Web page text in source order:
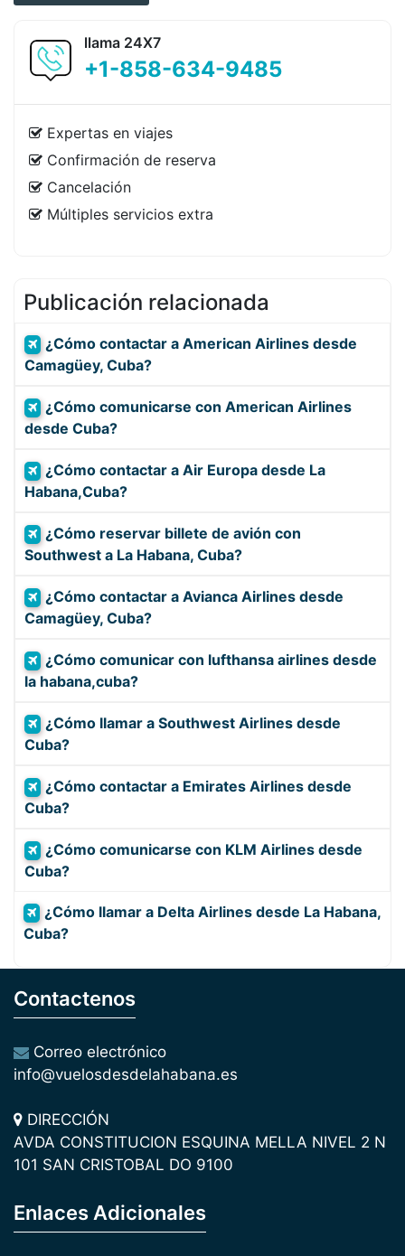
llama 24X7
+1-858-634-9485
Expertas en viajes
Confirmación de reserva
Cancelación
Múltiples servicios extra
Publicación relacionada
¿Cómo contactar a American Airlines desde
Camagüey, Cuba?
¿Cómo comunicarse con American Airlines
desde Cuba?
¿Cómo contactar a Air Europa desde La
Habana,Cuba?
¿Cómo reservar billete de avión con
Southwest a La Habana, Cuba?
¿Cómo contactar a Avianca Airlines desde
Camagüey, Cuba?
¿Cómo comunicar con lufthansa airlines desde
la habana,cuba?
¿Cómo llamar a Southwest Airlines desde
Cuba?
¿Cómo contactar a Emirates Airlines desde
Cuba?
¿Cómo comunicarse con KLM Airlines desde
Cuba?
¿Cómo llamar a Delta Airlines desde La Habana,
Cuba?
Contactenos
Correo electrónico
info@vuelosdesdelahabana.es
DIRECCIÓN
AVDA CONSTITUCION ESQUINA MELLA NIVEL 2 N
101 SAN CRISTOBAL DO 9100
Enlaces Adicionales